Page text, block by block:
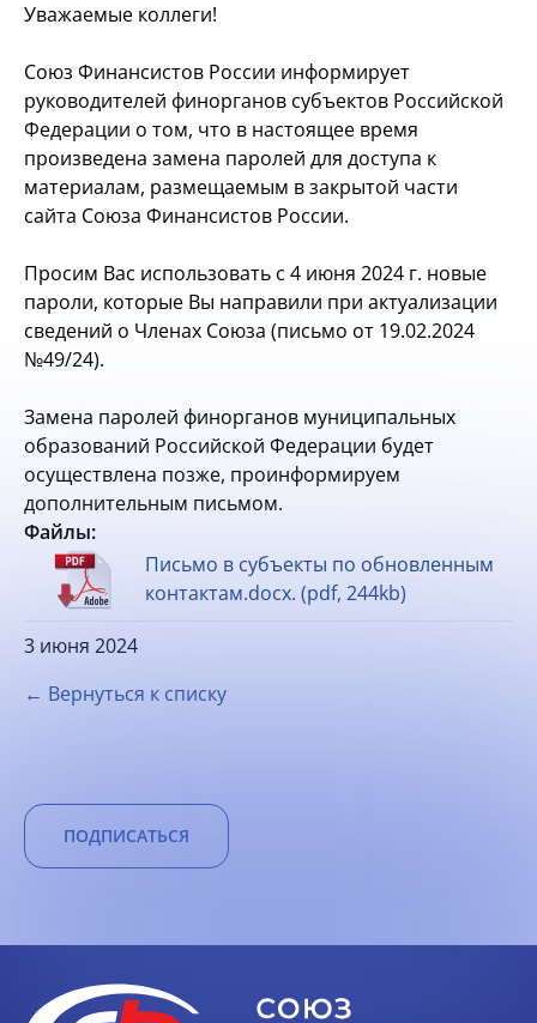
Уважаемые коллеги!
Союз Финансистов России информирует
руководителей финорганов субъектов Российской
Федерации о том, что в настоящее время
произведена замена паролей для доступа к
материалам, размещаемым в закрытой части
сайта Союза Финансистов России.
Просим Вас использовать с 4 июня 2024 г. новые
пароли, которые Вы направили при актуализации
сведений о Членах Союза (письмо от 19.02.2024
№49/24).
Замена паролей финорганов муниципальных
образований Российской Федерации будет
осуществлена позже, проинформируем
дополнительным письмом.
Файлы:
Письмо в субъекты по обновленным
контактам.docx. (pdf, 244kb)
3 июня 2024
← Вернуться к списку
ПОДПИСАТЬСЯ